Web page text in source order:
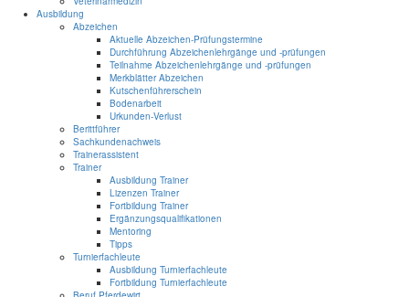
Ausbildung
Abzeichen
Aktuelle Abzeichen-Prüfungstermine
Durchführung Abzeichenlehrgänge und -prüfungen
Teilnahme Abzeichenlehrgänge und -prüfungen
Merkblätter Abzeichen
Kutschenführerschein
Bodenarbeit
Urkunden-Verlust
Berittführer
Sachkundenachweis
Trainerassistent
Trainer
Ausbildung Trainer
Lizenzen Trainer
Fortbildung Trainer
Ergänzungsqualifikationen
Mentoring
Tipps
Turnierfachleute
Ausbildung Turnierfachleute
Fortbildung Turnierfachleute